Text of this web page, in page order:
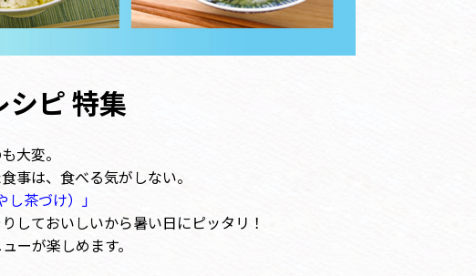
ピ 特集
大変。
事は、食べる気がしない。
し茶づけ）」
しておいしいから暑い日にピッタリ！
ーが楽しめます。